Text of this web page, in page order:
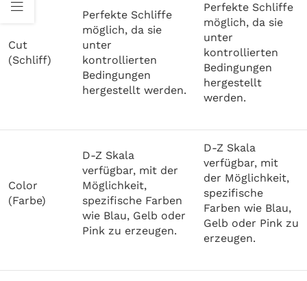
Cut
(Schliff)
Perfekte Schliffe
möglich, da sie
unter
kontrollierten
Bedingungen
hergestellt werden.
Perfekte Schliffe
möglich, da sie
unter
kontrollierten
Bedingungen
hergestellt
werden.
Color
(Farbe)
D-Z Skala
verfügbar, mit der
Möglichkeit,
spezifische Farben
wie Blau, Gelb oder
Pink zu erzeugen.
D-Z Skala
verfügbar, mit
der Möglichkeit,
spezifische
Farben wie Blau,
Gelb oder Pink zu
erzeugen.